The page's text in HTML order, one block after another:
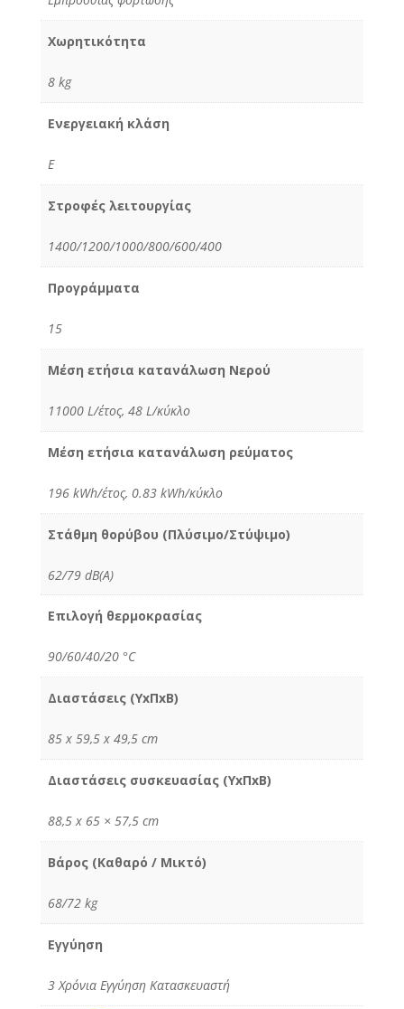
Χωρητικότητα
8 kg
Ενεργειακή κλάση
E
Στροφές λειτουργίας
1400/1200/1000/800/600/400
Προγράμματα
15
Μέση ετήσια κατανάλωση Νερού
11000 L/έτος, 48 L/κύκλο
Μέση ετήσια κατανάλωση ρεύματος
196 kWh/έτος, 0.83 kWh/κύκλο
Στάθμη θορύβου (Πλύσιμο/Στύψιμο)
62/79 dB(A)
Επιλογή θερμοκρασίας
90/60/40/20 °C
Διαστάσεις (ΥxΠxΒ)
85 x 59,5 x 49,5 cm
Διαστάσεις συσκευασίας (ΥxΠxΒ)
88,5 x 65 × 57,5 cm
Βάρος (Καθαρό / Μικτό)
68/72 kg
Εγγύηση
3 Χρόνια Εγγύηση Κατασκευαστή